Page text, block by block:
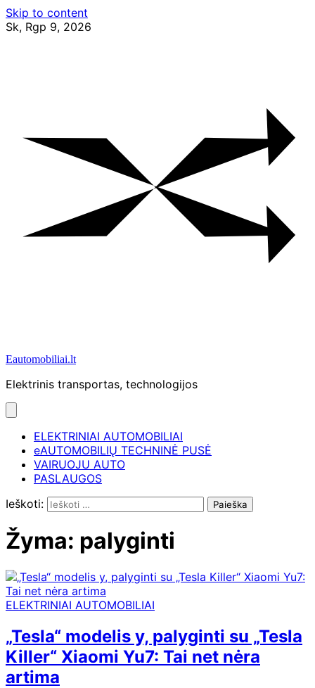
Skip to content
Sk, Rgp 9, 2026
Eautomobiliai.lt
Elektrinis transportas, technologijos
ELEKTRINIAI AUTOMOBILIAI
eAUTOMOBILIŲ TECHNINĖ PUSĖ
VAIRUOJU AUTO
PASLAUGOS
Ieškoti:
Žyma: palyginti
ELEKTRINIAI AUTOMOBILIAI
„Tesla“ modelis y, palyginti su „Tesla
Killer“ Xiaomi Yu7: Tai net nėra
artima